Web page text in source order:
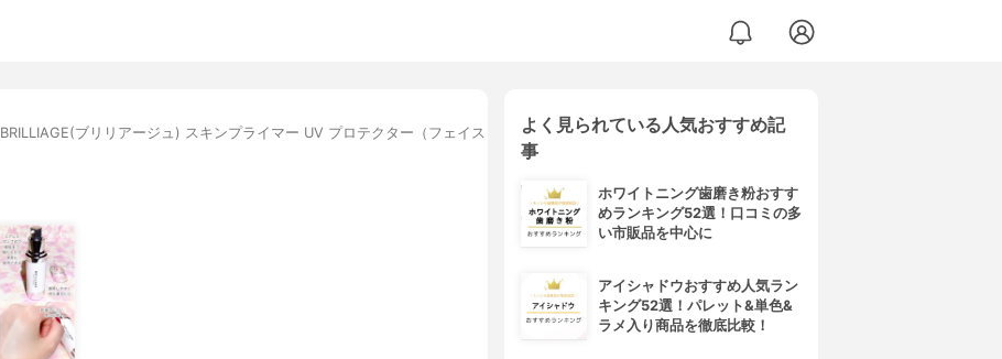
BRILLIAGE(ブリリアージュ) スキンプライマー UV プロテクター（フェイス＆ボディ）よく見られている人気おすすめ記
事
ホワイトニング歯磨き粉おすす
めランキング52選！口コミの多
い市販品を中心に
アイシャドウおすすめ人気ラン
キング52選！パレット&単色&
ラメ入り商品を徹底比較！